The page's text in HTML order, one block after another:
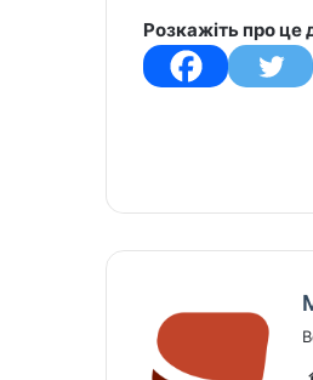
Розкажіть про це